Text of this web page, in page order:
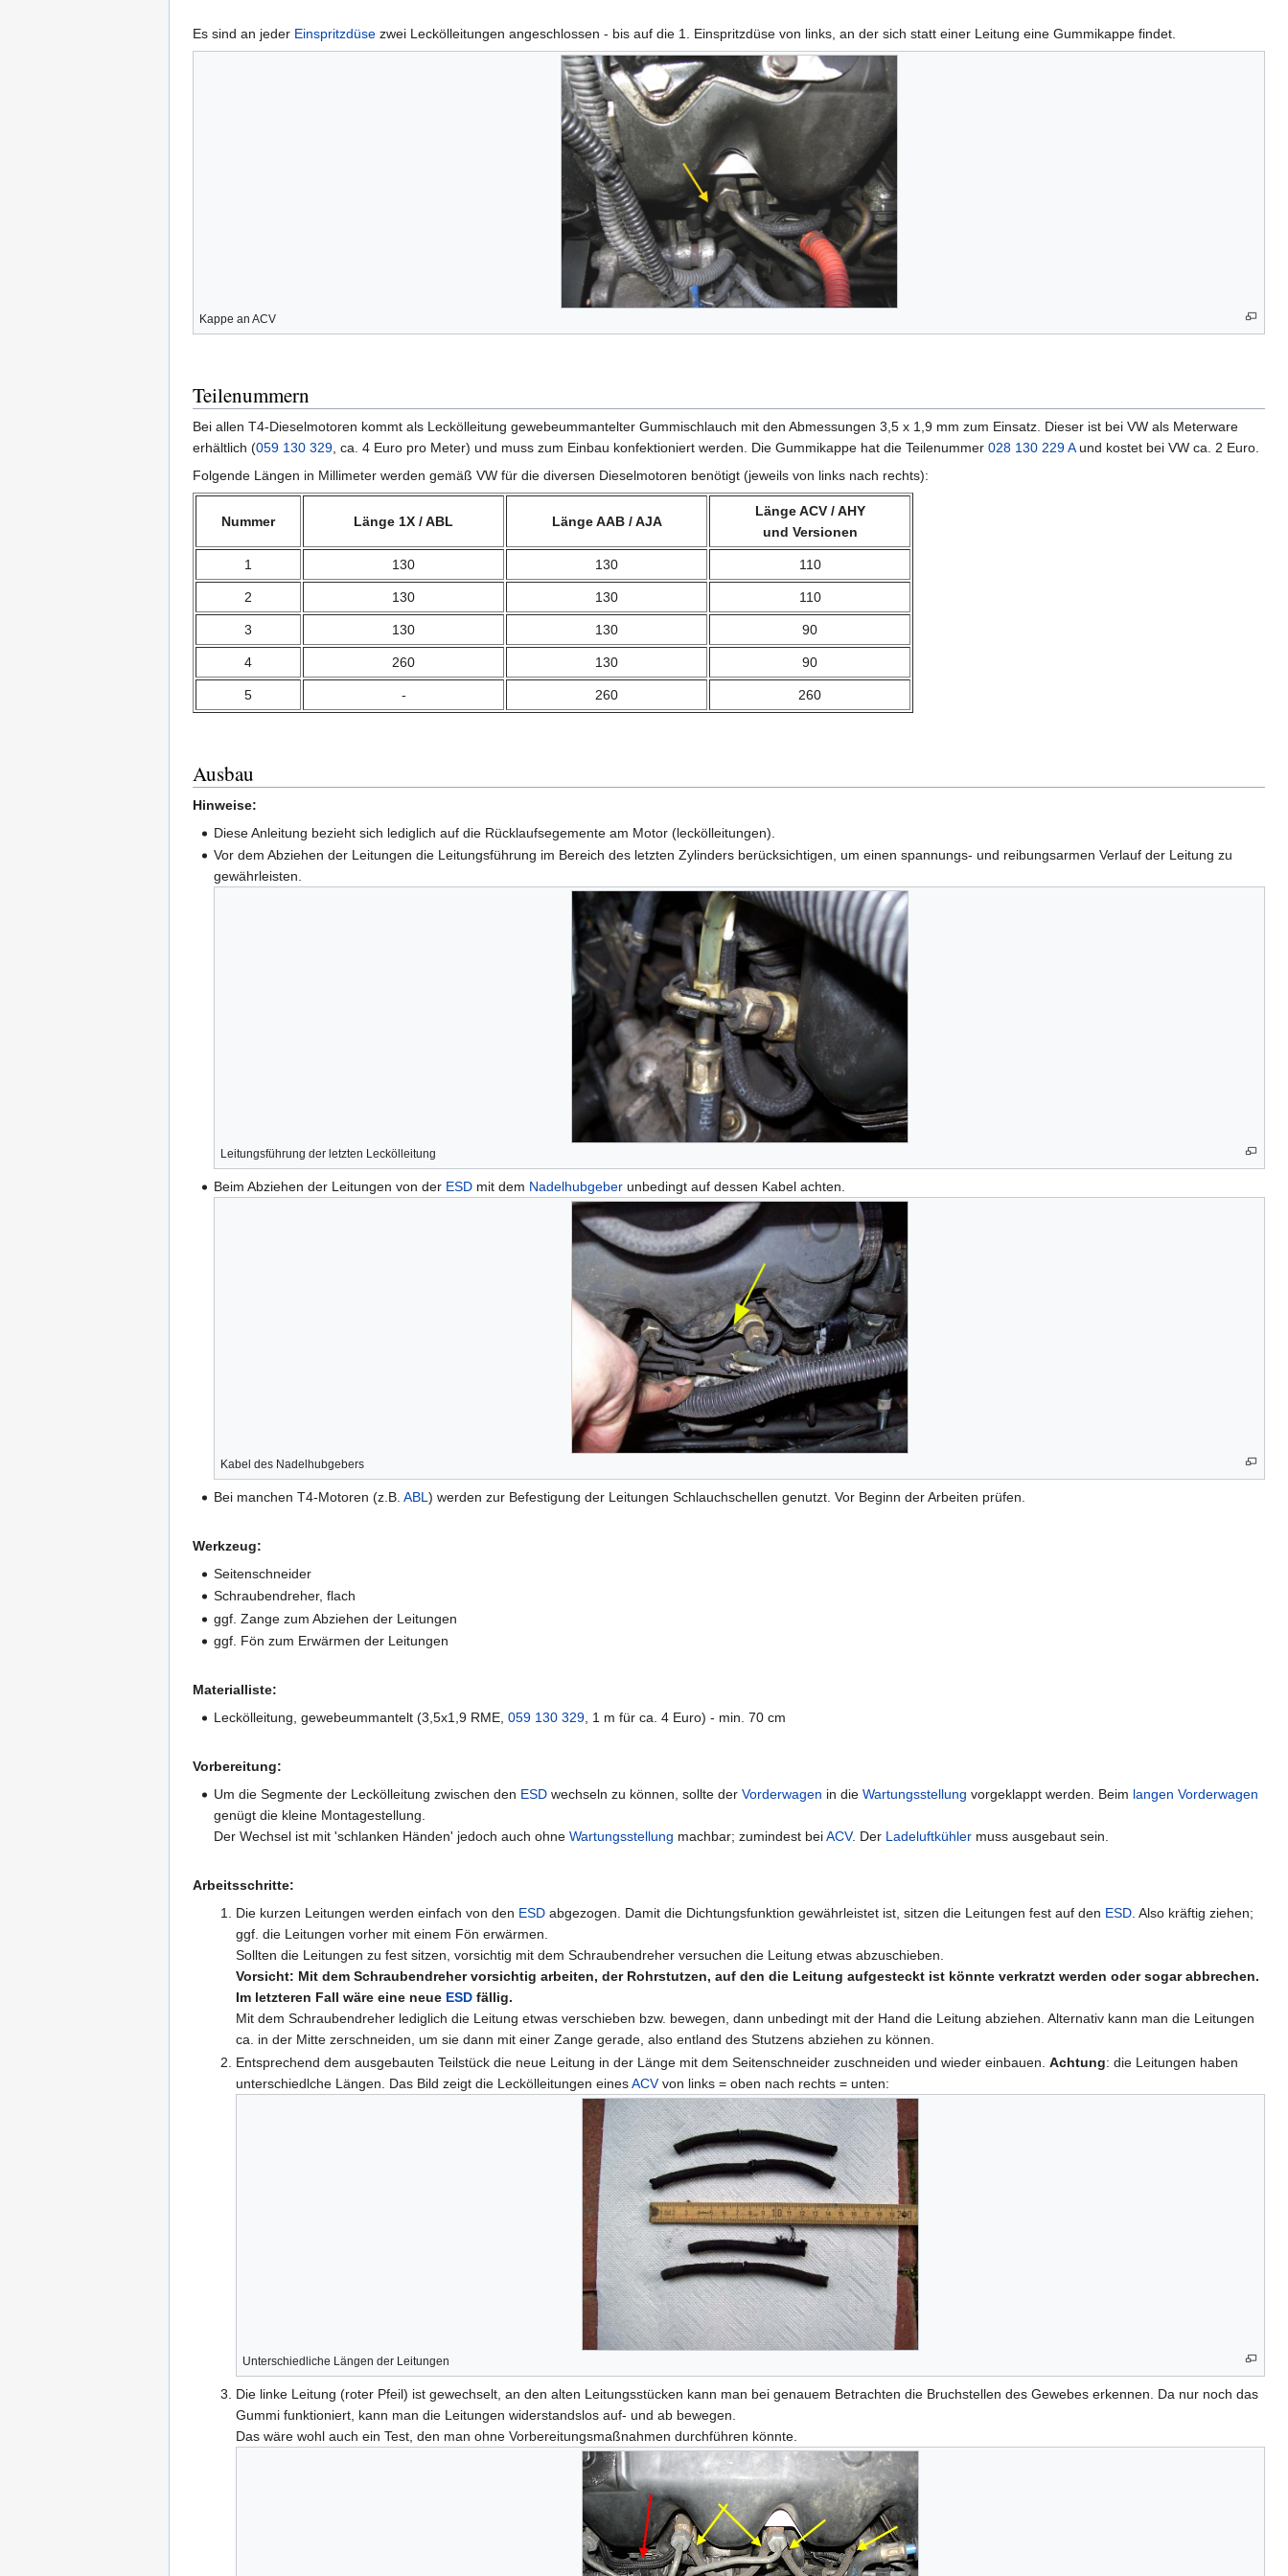
Es sind an jeder Einspritzdüse zwei Leckölleitungen angeschlossen - bis auf die 1. Einspritzdüse von links, an der sich statt einer Leitung eine Gummikappe findet.
Kappe an ACV
Teilenummern
Bei allen T4-Dieselmotoren kommt als Leckölleitung gewebeummantelter Gummischlauch mit den Abmessungen 3,5 x 1,9 mm zum Einsatz. Dieser ist bei VW als Meterware
erhältlich (059 130 329 , ca. 4 Euro pro Meter) und muss zum Einbau konfektioniert werden. Die Gummikappe hat die Teilenummer 028 130 229 Aund kostet bei VW ca. 2 Euro.
Folgende Längen in Millimeter werden gemäß VW für die diversen Dieselmotoren benötigt (jeweils von links nach rechts):
Nummer Länge 1X / ABL Länge AAB / AJA
Länge ACV / AHY
und Versionen
1 130 130 110
2 130 130 110
3 130 130 90
4 260 130 90
5 - 260 260
Ausbau
Hinweise:
Diese Anleitung bezieht sich lediglich auf die Rücklaufsegemente am Motor (leckölleitungen).
Vor dem Abziehen der Leitungen die Leitungsführung im Bereich des letzten Zylinders berücksichtigen, um einen spannungs- und reibungsarmen Verlauf der Leitung zu
gewährleisten.
Leitungsführung der letzten Leckölleitung
Beim Abziehen der Leitungen von der ESD mit dem Nadelhubgeber unbedingt auf dessen Kabel achten.
Kabel des Nadelhubgebers
Bei manchen T4-Motoren (z.B.ABL) werden zur Befestigung der Leitungen Schlauchschellen genutzt. Vor Beginn der Arbeiten prüfen.
Werkzeug:
Seitenschneider
Schraubendreher, flach
ggf. Zange zum Abziehen der Leitungen
ggf. Fön zum Erwärmen der Leitungen
Materialliste:
Leckölleitung, gewebeummantelt (3,5x1,9 RME,059 130 329, 1 m für ca. 4 Euro) - min. 70 cm
Vorbereitung:
Um die Segmente der Leckölleitung zwischen den ESD wechseln zu können, sollte derVorderwagen in dieWartungsstellung vorgeklappt werden. Beim langen Vorderwagen
genügt die kleine Montagestellung.
Der Wechsel ist mit 'schlanken Händen' jedoch auch ohneWartungsstellung machbar; zumindest beiACV. Der Ladeluftkühler muss ausgebaut sein.
Arbeitsschritte:
Die kurzen Leitungen werden einfach von den ESDabgezogen. Damit die Dichtungsfunktion gewährleistet ist, sitzen die Leitungen fest auf den ESD. Also kräftig ziehen;
ggf. die Leitungen vorher mit einem Fön erwärmen.
Sollten die Leitungen zu fest sitzen, vorsichtig mit dem Schraubendreher versuchen die Leitung etwas abzuschieben.
Vorsicht: Mit dem Schraubendreher vorsichtig arbeiten, der Rohrstutzen, auf den die Leitung aufgesteckt ist könnte verkratzt werden oder sogar abbrechen.
Im letzteren Fall wäre eine neue ESDfällig.
Mit dem Schraubendreher lediglich die Leitung etwas verschieben bzw. bewegen, dann unbedingt mit der Hand die Leitung abziehen. Alternativ kann man die Leitungen
ca. in der Mitte zerschneiden, um sie dann mit einer Zange gerade, also entland des Stutzens abziehen zu können.
Entsprechend dem ausgebauten Teilstück die neue Leitung in der Länge mit dem Seitenschneider zuschneiden und wieder einbauen. Achtung: die Leitungen haben
unterschiedlche Längen. Das Bild zeigt die Leckölleitungen einesACVvon links = oben nach rechts = unten:
Unterschiedliche Längen der Leitungen
Die linke Leitung (roter Pfeil) ist gewechselt, an den alten Leitungsstücken kann man bei genauem Betrachten die Bruchstellen des Gewebes erkennen. Da nur noch das
Gummi funktioniert, kann man die Leitungen widerstandslos auf- und ab bewegen.
Das wäre wohl auch ein Test, den man ohne Vorbereitungsmaßnahmen durchführen könnte.